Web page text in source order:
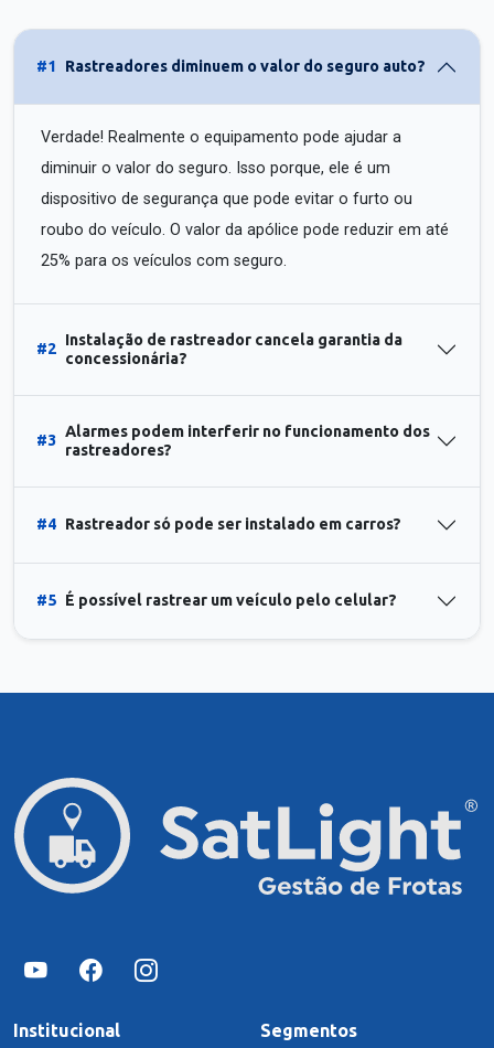
#1 Rastreadores diminuem o valor do seguro auto?
Verdade! Realmente o equipamento pode ajudar a
diminuir o valor do seguro. Isso porque, ele é um
dispositivo de segurança que pode evitar o furto ou
roubo do veículo. O valor da apólice pode reduzir em até
25% para os veículos com seguro.
#2
Instalação de rastreador cancela garantia da
concessionária?
#3
Alarmes podem interferir no funcionamento dos
rastreadores?
#4 Rastreador só pode ser instalado em carros?
#5 É possível rastrear um veículo pelo celular?
Institucional Segmentos